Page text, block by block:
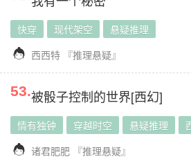
快穿 现代架空 悬疑推理
 西西特 『推理悬疑』
53.被骰子控制的世界[西幻]
情有独钟 穿越时空 悬疑推理
 诸君肥肥 『推理悬疑』